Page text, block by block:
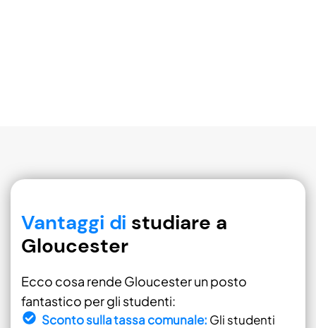
Vantaggi di studiare a
Gloucester
Ecco cosa rende Gloucester un posto
fantastico per gli studenti:
Sconto sulla tassa comunale: Gli studenti